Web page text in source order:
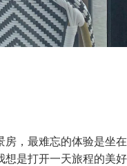
房，最难忘的体验是坐
想是打开一天旅程的美